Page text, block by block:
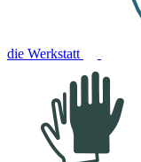
die Werkstatt